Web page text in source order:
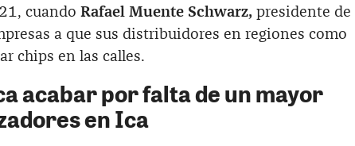
cuando Rafael Muente Schwarz, presidente de
a que sus distribuidores en regiones como
chips en las calles.
acabar por falta de un mayor
en Ica